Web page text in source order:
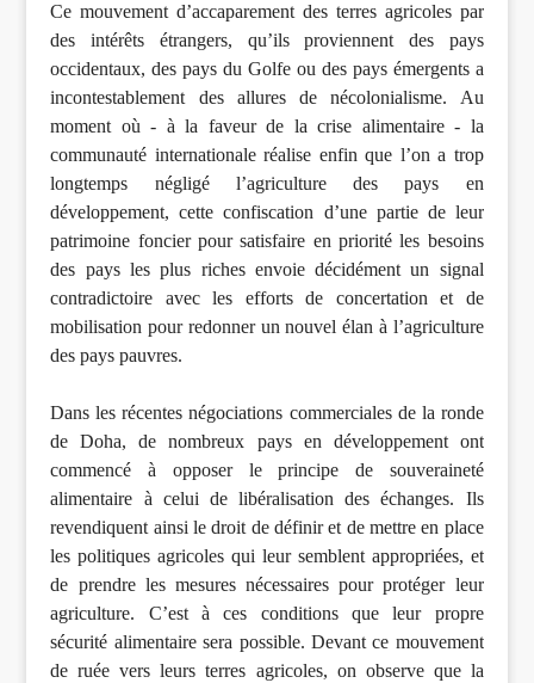
Ce mouvement d’accaparement des terres agricoles par
des intérêts étrangers, qu’ils proviennent des pays
occidentaux, des pays du Golfe ou des pays émergents a
incontestablement des allures de nécolonialisme. Au
moment où - à la faveur de la crise alimentaire - la
communauté internationale réalise enfin que l’on a trop
longtemps négligé l’agriculture des pays en
développement, cette confiscation d’une partie de leur
patrimoine foncier pour satisfaire en priorité les besoins
des pays les plus riches envoie décidément un signal
contradictoire avec les efforts de concertation et de
mobilisation pour redonner un nouvel élan à l’agriculture
des pays pauvres.
Dans les récentes négociations commerciales de la ronde
de Doha, de nombreux pays en développement ont
commencé à opposer le principe de souveraineté
alimentaire à celui de libéralisation des échanges. Ils
revendiquent ainsi le droit de définir et de mettre en place
les politiques agricoles qui leur semblent appropriées, et
de prendre les mesures nécessaires pour protéger leur
agriculture. C’est à ces conditions que leur propre
sécurité alimentaire sera possible. Devant ce mouvement
de ruée vers leurs terres agricoles, on observe que la